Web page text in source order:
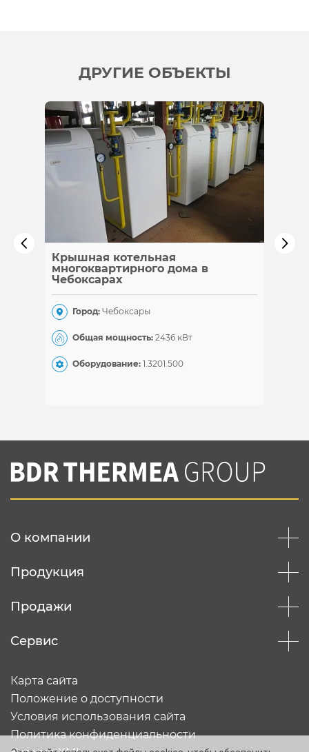
ДРУГИЕ ОБЪЕКТЫ
Крышная котельная
многоквартирного дома в
Чебоксарах
Город: Чебоксары
Общая мощность: 2436 кВт
Оборудование: 1.3201.500
О компании
Продукция
Продажи
Сервис
Карта сайта
Положение о доступности
Условия использования сайта
Политика конфиденциальности